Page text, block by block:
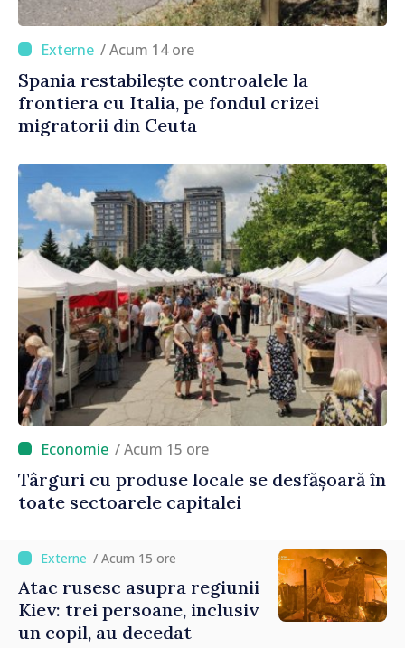
/ Acum 14 ore
Spania restabilește controalele la
frontiera cu Italia, pe fondul crizei
migratorii din Ceuta
/ Acum 15 ore
Târguri cu produse locale se desfășoară în
toate sectoarele capitalei
/ Acum 15 ore
Atac rusesc asupra regiunii
Kiev: trei persoane, inclusiv
un copil, au decedat